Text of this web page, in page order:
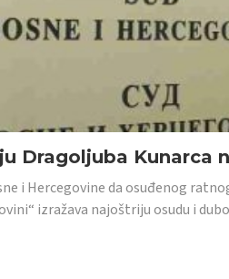
Dragoljuba Kunarca
i Hercegovine da osuđenog
izražava najoštriju osudu i